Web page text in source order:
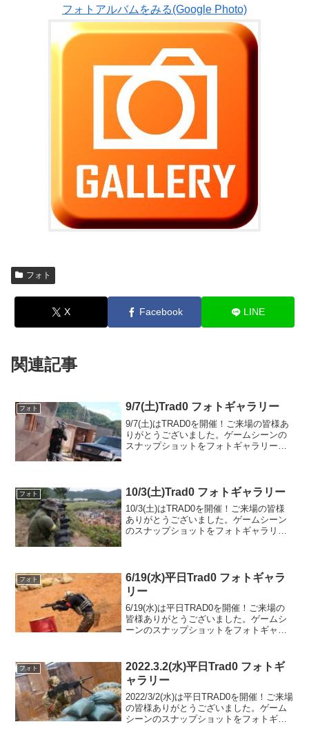
フォトアルバムをみる(Google Photo)
フォト
X Facebook LINE
関連記事
フォト 9/7(土)Trad0 フォトギャラリー
9/7(土)はTRAD0を開催！ご来場の皆様あ
りがとうございました。ゲームシーンの
スナップショットをフォトギャラリーに
フォト 10/3(土)Trad0 フォトギャラリー
10/3(土)はTRAD0を開催！ご来場の皆様
ありがとうございました。ゲームシーン
のスナップショットをフォトギャラリー
フォト
6/19(水)平日Trad0 フォトギャラ
リー
6/19(水)は平日TRAD0を開催！ご来場の
皆様ありがとうございました。ゲームシ
ーンのスナップショットをフォトギャラ
フォトアルバムをみる(Google Photo)
フォト
2022.3.2(水)平日Trad0 フォトギ
ャラリー
2022/3/2(水)は平日TRAD0を開催！ご来場
の皆様ありがとうございました。ゲーム
シーンのスナップショットをフォトギャ